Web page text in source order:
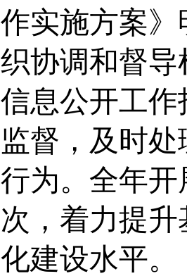
作实施方案》
织协调和督
信息公开工
监督，及时
行为。 全年开
次 ， 着力提
化建设水平。